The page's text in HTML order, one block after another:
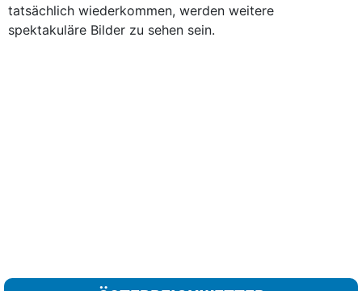
tatsächlich wiederkommen, werden weitere
spektakuläre Bilder zu sehen sein.